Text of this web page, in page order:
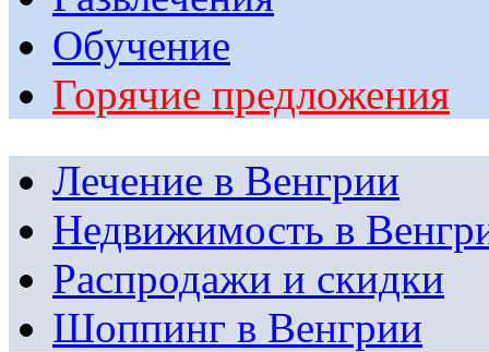
Обучение
Горячие предложения
Лечение в Венгрии
Недвижимость в
Распродажи и скидки
Шоппинг в Венгрии